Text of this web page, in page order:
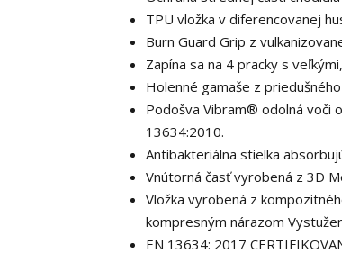
TPU vložka v diferencovanej
Burn Guard Grip z
Zapína sa na 4 pracky s
Holenné gamaše z
Podošva Vibram® odolná voči
13634:2010.
Antibakteriálna stielka
Vnútorná časť vyrobená z 3D
Vložka vyrobená z
kompresným nárazom
EN 13634: 2017